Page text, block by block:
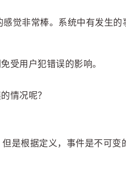
觉非常棒。系统中有发生的
受用户犯错误的影响。
情况呢？
是根据定义，事件是不可变